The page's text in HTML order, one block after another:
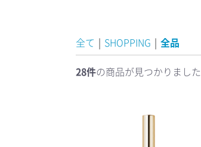
全て | SHOPPING | 全品
28件の商品が見つかりました